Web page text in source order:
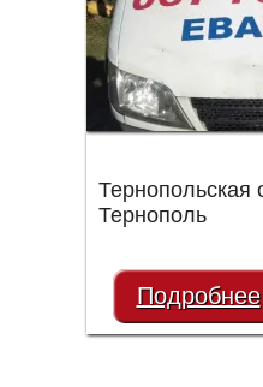
Тернопольская
Тернополь
Подробнее